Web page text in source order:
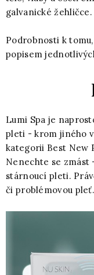
galvanické žehličce.
Podrobnosti k
popisem
Lumi Spa je
pleti - krom jiného
kategorii Best New
Nenechte se zmást
stárnoucí pleti.
či problémovou pleť.